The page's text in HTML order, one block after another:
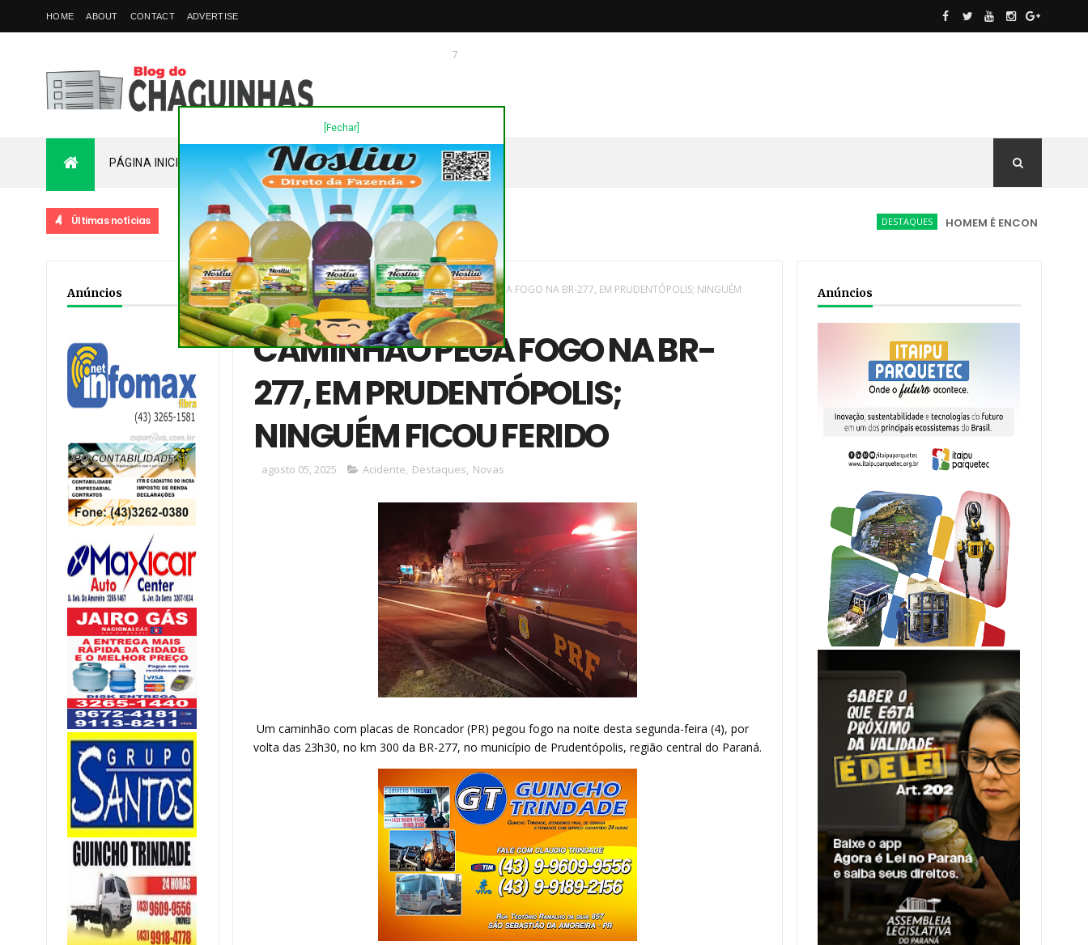
[Fechar]
HOME ABOUT CONTACT ADVERTISE
7
PÁGINA INICIAL PLANTÃO FALE COM O CHAGUINHAS
Últimas notícias HOMEM É ENCONTRADO MORTO
Anúncios Home/Acidente/Destaques/Novas/CAMINHÃO PEGA FOGO NA BR-277, EM PRUDENTÓPOLIS; NINGUÉM
FICOU FERIDO
CAMINHÃO PEGA FOGO NA BR-
277, EM PRUDENTÓPOLIS;
NINGUÉM FICOU FERIDO
agosto 05, 2025 Acidente, Destaques, Novas
Um caminhão com placas de Roncador (PR) pegou fogo na noite desta segunda-feira (4), por
volta das 23h30, no km 300 da BR-277, no município de Prudentópolis, região central do Paraná.
Anúncios